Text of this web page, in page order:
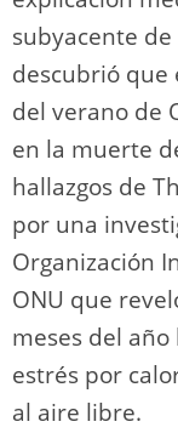
subyacente
descubrió que
del verano de
en la muerte
hallazgos de
por una
Organización
ONU que
meses del
estrés por
al aire libre.